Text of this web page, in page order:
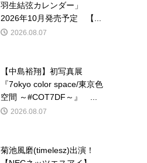
羽生結弦カレンダー」
2026年10月発売予定 【...
2026.08.07
【中島裕翔】初写真展
『7okyo color space/東京色
空間 ～#COT7DF～』 ...
2026.08.07
菊池風磨(timelesz)出演！